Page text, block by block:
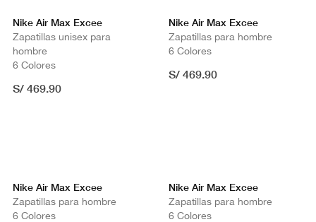
Nike Air Max Excee
Zapatillas unisex para
hombre
6 Colores
S/ 469.90
Nike Air Max Excee
Zapatillas para hombre
6 Colores
S/ 469.90
Nike Air Max Excee
Zapatillas para hombre
6 Colores
Nike Air Max Excee
Zapatillas para hombre
6 Colores